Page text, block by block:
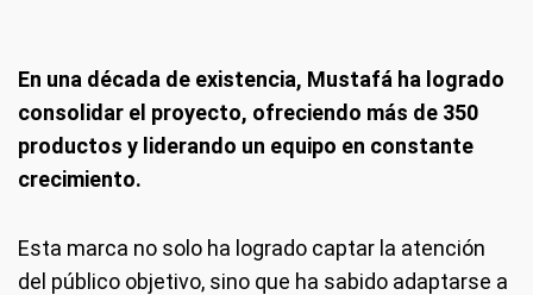
En una década de existencia, Mustafá ha logrado
consolidar el proyecto, ofreciendo más de 350
productos y liderando un equipo en constante
crecimiento.
Esta marca no solo ha logrado captar la atención
del público objetivo, sino que ha sabido adaptarse a